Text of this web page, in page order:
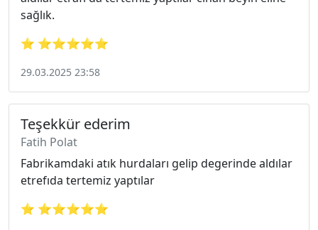
sağlık.
⭐ ⭐⭐⭐⭐⭐
29.03.2025 23:58
Teşekkür ederim
Fatih Polat
Fabrikamdaki atık hurdaları gelip degerinde aldılar
etrefıda tertemiz yaptılar
⭐ ⭐⭐⭐⭐⭐